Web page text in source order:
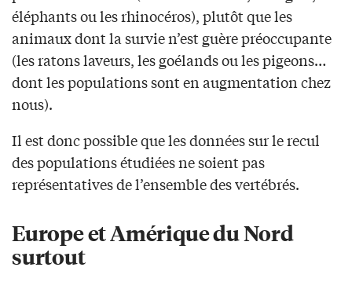
éléphants ou les rhinocéros), plutôt que les
animaux dont la survie n’est guère préoccupante
(les ratons laveurs, les goélands ou les pigeons…
dont les populations sont en augmentation chez
nous).
Il est donc possible que les données sur le recul
des populations étudiées ne soient pas
représentatives de l’ensemble des vertébrés.
Europe et Amérique du Nord
surtout